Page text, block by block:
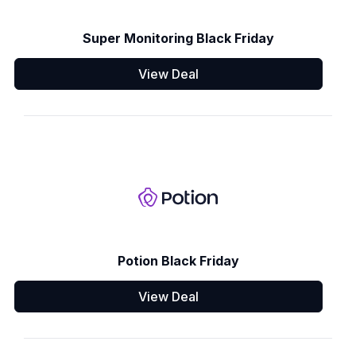
Super Monitoring Black Friday
View Deal
Potion Black Friday
View Deal